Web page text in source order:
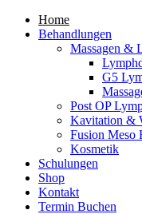
Home
Behandlungen
Massagen &
G5
Post OP
Kavitation &
Fusion Meso
Kosmetik
Schulungen
Shop
Kontakt
Termin Buchen